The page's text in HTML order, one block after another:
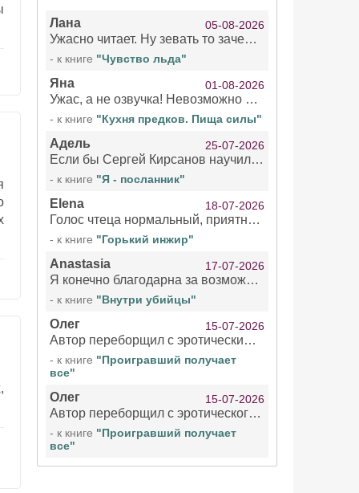
Лана 05-08-2026
Ужасно читает. Ну зевать то зачем. Уже не говорю, что ударения ставит, как хочет.
- к книге "Чувство льда"
Яна 01-08-2026
Ужас, а не озвучка! Невозможно вникать в смысл текста из за кривляний чтеца
- к книге "Кухня предков. Пища силы"
Адель 25-07-2026
Если бы Сергей Кирсанов научился не сглатывать каждые 1-2 минуты слюну, так что слышно в микрофоне и, что вызывает отвращение, то мелжно было бы слушать.
- к книге "Я - посланник"
Elena 18-07-2026
Голос чтеца нормальный, приятный тембр. Мне очень понравилось озвучивание рассказа. Очень странный отзыв Надежды. Может у неё что-то с нервами?
- к книге "Горький инжир"
Anastasia 17-07-2026
Я конечно благодарна за возможность бесплатно слушать книги даже новинки , но чтение этой книги просто ужасно
- к книге "Внутри убийцы"
Олег 15-07-2026
Автор переборщил с эротическими сценами. Похоже, с этим у него проблемы.
- к книге "Проигравший получает
все"
Олег 15-07-2026
Автор переборщил с эротического сценами. Похоже, с этим у него проблемы.
- к книге "Проигравший получает
все"